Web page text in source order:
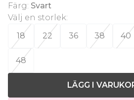
Färg: Svart
Välj en storlek:
18
22 36 38 40
48
LÄGG I